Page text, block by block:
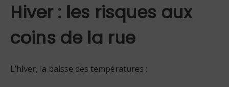
Hiver : les risques aux
coins de la rue
L’hiver, la baisse des températures :